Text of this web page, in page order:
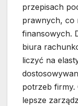
przepisach
prawnych, co
finansowych.
biura
liczyć na
potrzeb firmy.
lepsze